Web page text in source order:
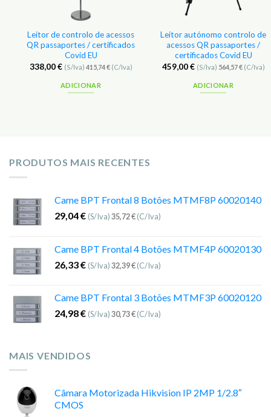
Leitor de controlo de acessos
QR passaportes / certificados
Covid EU
338,00€ (S/Iva) 415,74€(C/Iva)
ADICIONAR
Leitor autónomo controlo de
acessos QR passaportes /
certificados Covid EU
459,00€ (S/Iva) 564,57€(C/Iva)
ADICIONAR
PRODUTOS MAIS RECENTES
Came BPT Frontal 8 Botões MTMF8P 60020140
29,04€ (S/Iva)35,72€(C/Iva)
Came BPT Frontal 4 Botões MTMF4P 60020130
26,33€ (S/Iva)32,39€(C/Iva)
Came BPT Frontal 3 Botões MTMF3P 60020120
24,98€ (S/Iva)30,73€(C/Iva)
MAIS VENDIDOS
Câmara Motorizada Hikvision IP 2MP 1/2.8″
CMOS